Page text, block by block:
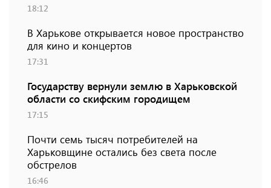
18:12
В Харькове открывается новое пространство
для кино и концертов
17:31
Государству вернули землю в Харьковской
области со скифским городищем
17:15
Почти семь тысяч потребителей на
Харьковщине остались без света после
обстрелов
16:46